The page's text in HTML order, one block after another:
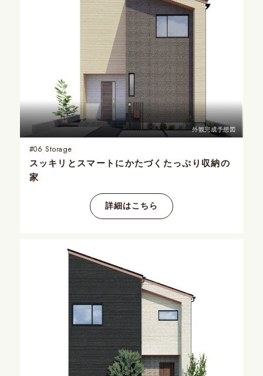
外観完成予想図
#06 Storage
スッキリとスマートにかたづく たっぷり収納の
家
詳細はこちら